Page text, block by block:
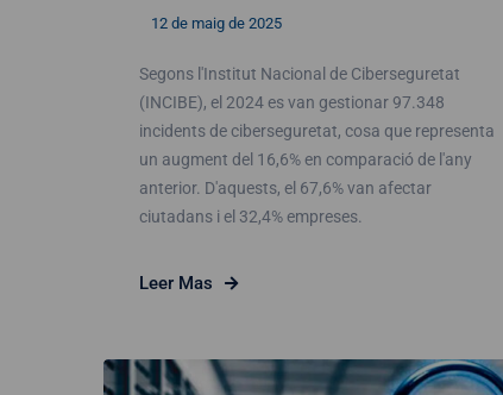
12 de maig de 2025
Segons l'Institut Nacional de Ciberseguretat
(INCIBE), el 2024 es van gestionar 97.348
incidents de ciberseguretat, cosa que representa
un augment del 16,6% en comparació de l'any
anterior. D'aquests, el 67,6% van afectar
ciutadans i el 32,4% empreses.
Leer Mas